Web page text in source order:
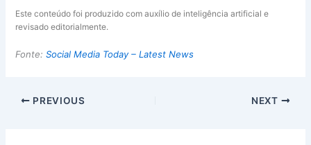
Este conteúdo foi produzido com auxílio de inteligência artificial e
revisado editorialmente.
Fonte:Social Media Today – Latest News
PREVIOUS NEXT